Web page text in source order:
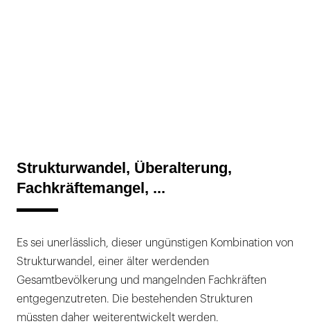
Strukturwandel, Überalterung,
Fachkräftemangel, ...
Es sei unerlässlich, dieser ungünstigen Kombination von
Strukturwandel, einer älter werdenden
Gesamtbevölkerung und mangelnden Fachkräften
entgegenzutreten. Die bestehenden Strukturen
müssten daher weiterentwickelt werden.